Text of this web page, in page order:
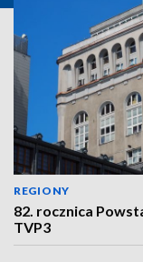
REGIONY
82. rocznica
TVP3